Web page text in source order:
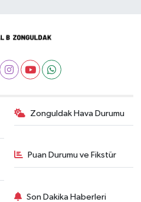
Zonguldak Hava Durumu
Puan Durumu ve Fikstür
Son Dakika Haberleri